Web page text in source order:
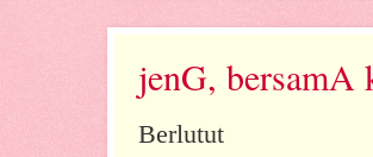
jenG, bersamA
Berlutut